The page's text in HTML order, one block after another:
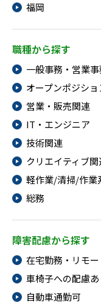
福岡
職種から探す
一般事務・営業事
オープンポジシ
営業・販売関連
IT・エンジニア
技術関連
クリエイティブ関
軽作業/清掃/作業
総務
障害配慮から探す
在宅勤務・リモ
車椅子への配慮あ
自動車通勤可